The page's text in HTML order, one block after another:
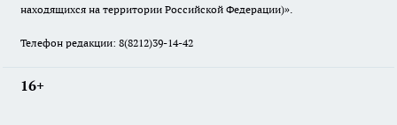
находящихся на территории Российской Федерации)».
Телефон редакции: 8(8212)39-14-42
16+